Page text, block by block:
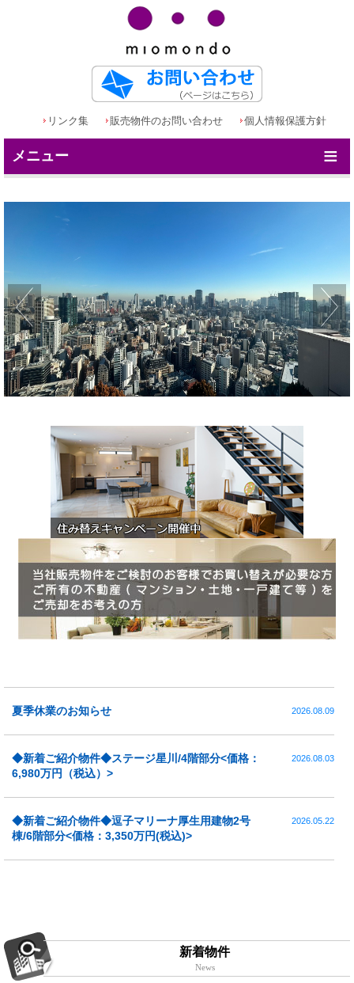
リンク集 販売物件のお問い合わせ 個人情報保護方針
メニュー ≡
夏季休業のお知らせ 2026.08.09
◆新着ご紹介物件◆ステージ星川/4階部分<価格：
6,980万円（税込）>
2026.08.03
◆新着ご紹介物件◆逗子マリーナ厚生用建物2号
棟/6階部分<価格：3,350万円(税込)>
2026.05.22
新着物件
News